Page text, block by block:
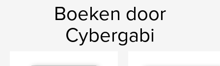
Boeken door
Cybergabi